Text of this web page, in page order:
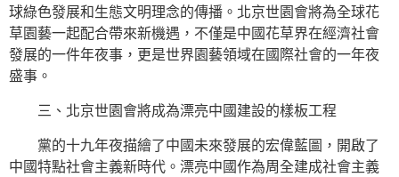
球綠色發展和生態文明理念的傳播。北京世園會將為全球花
草園藝一起配合帶來新機遇，不僅是中國花草界在經濟社會
發展的一件年夜事，更是世界園藝領域在國際社會的一年夜
盛事。
三、北京世園會將成為漂亮中國建設的樣板工程
黨的十九年夜描繪了中國未來發展的宏偉藍圖，開啟了
中國特點社會主義新時代。漂亮中國作為周全建成社會主義